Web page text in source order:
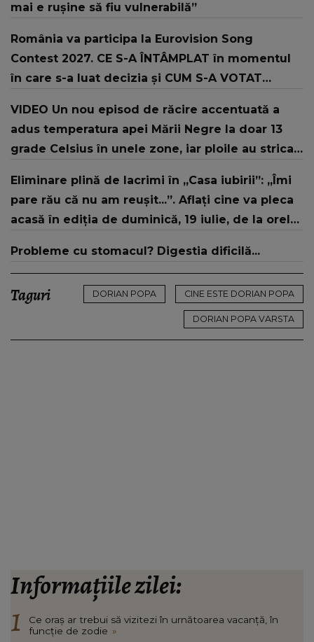
mai e rușine să fiu vulnerabilă”
România va participa la Eurovision Song
Contest 2027. CE S-A ÎNTÂMPLAT în momentul
în care s-a luat decizia și CUM S-A VOTAT
strategic de..."
VIDEO Un nou episod de răcire accentuată a
adus temperatura apei Mării Negre la doar 13
grade Celsius în unele zone, iar ploile au stricat
Eliminare plină de lacrimi în „Casa iubirii”: „Îmi
pare rău că nu am reușit...”. Aflați cine va pleca
acasă în ediția de duminică, 19 iulie, de la orele
Probleme cu stomacul? Digestia dificilă...
Taguri DORIAN POPA CINE ESTE DORIAN POPA
DORIAN POPA VARSTA
Informațiile zilei:
Ce oraș ar trebui să vizitezi în urnătoarea vacanță, în
funcție de zodie »